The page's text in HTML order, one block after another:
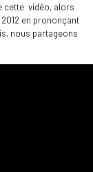
cette vidéo, alors
en prononçant
nous partageons